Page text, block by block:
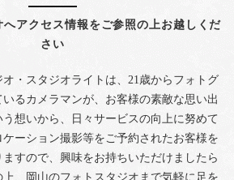
へアクセス情報をご参照の上お越しくだ
さい
・スタジオライトは、21歳からフォトグ
るカメラマンが、お客様の素敵な思い出
想いから、日々サービスの向上に努めて
ーション撮影等をご予約されたお客様を
すので、興味をお持ちいただけましたら
、岡山のフォトスタジオまで気軽に足を